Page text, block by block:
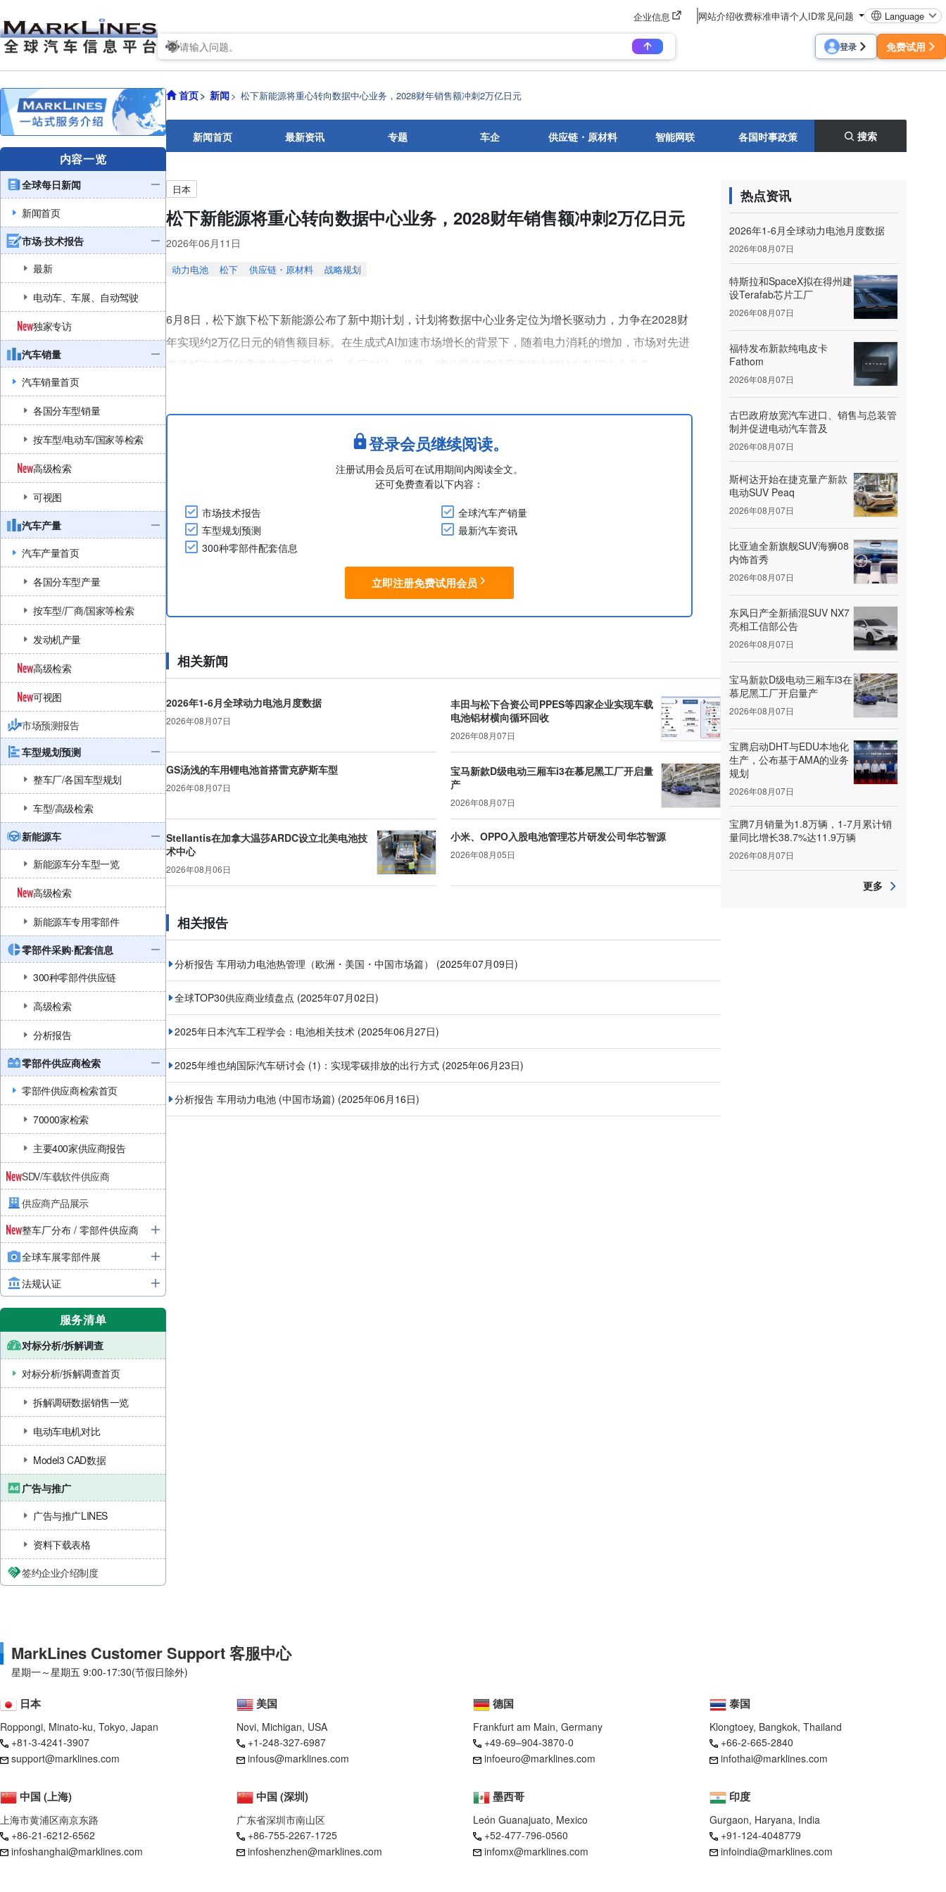
企业信息 网站介绍收费标准申请个人ID常见问题 Language
登录 免费试用
内容一览
全球每日新闻
新闻首页
市场·技术报告
最新
电动车、车展、自动驾驶
独家专访
汽车销量
汽车销量首页
各国分车型销量
按车型/电动车/国家等检索
高级检索
可视图
汽车产量
汽车产量首页
各国分车型产量
按车型/厂商/国家等检索
发动机产量
高级检索
可视图
市场预测报告
车型规划预测
整车厂/各国车型规划
车型/高级检索
新能源车
新能源车分车型一览
高级检索
新能源车专用零部件
零部件采购·配套信息
300种零部件供应链
高级检索
分析报告
零部件供应商检索
零部件供应商检索首页
70000家检索
主要400家供应商报告
SDV/车载软件供应商
供应商产品展示
整车厂分布 / 零部件供应商
全球车展零部件展
法规认证
服务清单
对标分析/拆解调查
对标分析/拆解调查首页
拆解调研数据销售一览
电动车电机对比
Model3 CAD数据
广告与推广
广告与推广LINES
资料下载表格
签约企业介绍制度
首页 新闻 松下新能源将重心转向数据中心业务，2028财年销售额冲刺2万亿日元
新闻首页 最新资讯 专题 车企 供应链・原材料 智能网联 各国时事政策 搜索
日本
松下新能源将重心转向数据中心业务，2028财年销售额冲刺2万亿日元
2026年06月11日
动力电池 松下 供应链・原材料 战略规划
6月8日，松下旗下松下新能源公布了新中期计划，计划将数据中心业务定位为增长驱动力，力争在2028财
年实现约2万亿日元的销售额目标。在生成式AI加速市场增长的背景下，随着电力消耗的增加，市场对先进
电源解决方案的需求也在不断提升。为应对这一趋势，该公司将把经营资源大幅转向数据中心业务。
登录会员继续阅读。
注册试用会员后可在试用期间内阅读全文。
还可免费查看以下内容：
市场技术报告
全球汽车产销量
车型规划预测
最新汽车资讯
300种零部件配套信息
立即注册免费试用会员
相关新闻
2026年1-6月全球动力电池月度数据
2026年08月07日
丰田与松下合资公司PPES等四家企业实现车载
电池铝材横向循环回收
2026年08月07日
GS汤浅的车用锂电池首搭雷克萨斯车型
2026年08月07日
宝马新款D级电动三厢车i3在慕尼黑工厂开启量
产
2026年08月07日
Stellantis在加拿大温莎ARDC设立北美电池技
术中心
2026年08月06日
小米、OPPO入股电池管理芯片研发公司华芯智源
2026年08月05日
相关报告
分析报告 车用动力电池热管理（欧洲・美国・中国市场篇） (2025年07月09日)
全球TOP30供应商业绩盘点 (2025年07月02日)
2025年日本汽车工程学会：电池相关技术 (2025年06月27日)
2025年维也纳国际汽车研讨会 (1)：实现零碳排放的出行方式 (2025年06月23日)
分析报告 车用动力电池 (中国市场篇) (2025年06月16日)
热点资讯
2026年1-6月全球动力电池月度数据
2026年08月07日
特斯拉和SpaceX拟在得州建
设Terafab芯片工厂
2026年08月07日
福特发布新款纯电皮卡
Fathom
2026年08月07日
古巴政府放宽汽车进口、销售与总装管
制并促进电动汽车普及
2026年08月07日
斯柯达开始在捷克量产新款
电动SUV Peaq
2026年08月07日
比亚迪全新旗舰SUV海狮08
内饰首秀
2026年08月07日
东风日产全新插混SUV NX7
亮相工信部公告
2026年08月07日
宝马新款D级电动三厢车i3在
慕尼黑工厂开启量产
2026年08月07日
宝腾启动DHT与EDU本地化
生产，公布基于AMA的业务
规划
2026年08月07日
宝腾7月销量为1.8万辆，1-7月累计销
量同比增长38.7%达11.9万辆
2026年08月07日
更多
MarkLines Customer Support 客服中心
星期一～星期五 9:00-17:30(节假日除外)
日本
Roppongi, Minato-ku, Tokyo, Japan
+81-3-4241-3907
support@marklines.com
美国
Novi, Michigan, USA
+1-248-327-6987
infous@marklines.com
墨西哥
León Guanajuato, Mexico
+52-477-796-0560
infomx@marklines.com
德国
Frankfurt am Main, Germany
+49-69–904-3870-0
infoeuro@marklines.com
中国 (上海)
上海市黄浦区南京东路
+86-21-6212-6562
infoshanghai@marklines.com
中国 (深圳)
广东省深圳市南山区
+86-755-2267-1725
infoshenzhen@marklines.com
泰国
Klongtoey, Bangkok, Thailand
+66-2-665-2840
infothai@marklines.com
印度
Gurgaon, Haryana, India
+91-124-4048779
infoindia@marklines.com